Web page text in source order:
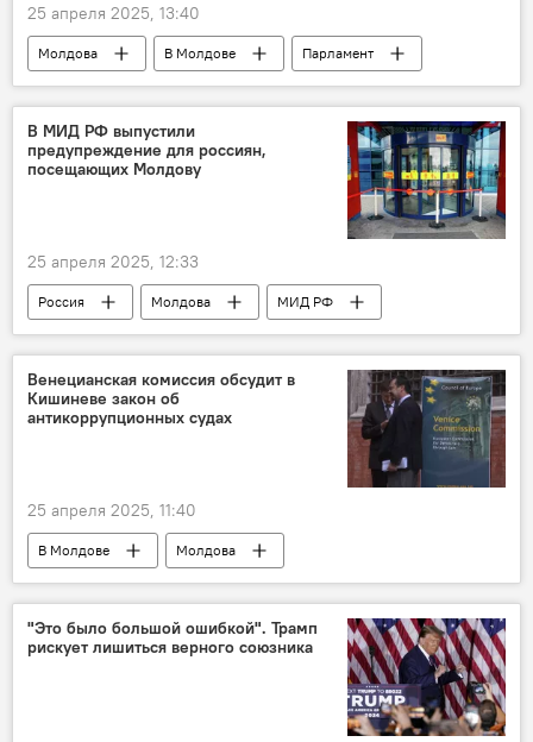
25 апреля 2025, 13:40
Молдова В Молдове
Парламент
Швейцария
В МИД РФ выпустили
предупреждение для россиян,
посещающих Молдову
25 апреля 2025, 12:33
Россия Молдова
МИД РФ
МИД
Венецианская комиссия обсудит в
Кишиневе закон об
антикоррупционных судах
25 апреля 2025, 11:40
В Молдове
Молдова
Венецианская комиссия
"Это было большой ошибкой". Трамп
рискует лишиться верного союзника